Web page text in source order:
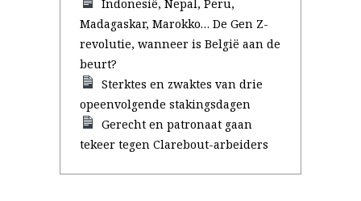
Indonesië, Nepal, Peru,
Madagaskar, Marokko… De Gen Z-
revolutie, wanneer is België aan de
beurt?
Sterktes en zwaktes van drie
opeenvolgende stakingsdagen
Gerecht en patronaat gaan
tekeer tegen Clarebout-arbeiders